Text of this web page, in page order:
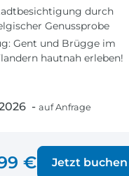
Reiseziele
Wichtige
durch
Genussprobe
Gent und Brügge im
hautnah erleben!
- auf Anfrage
€ Jetzt buchen